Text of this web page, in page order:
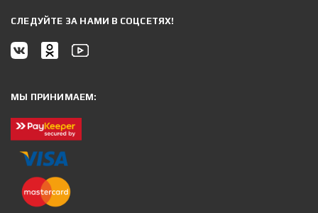
CЛЕДУЙТЕ ЗА НАМИ В СОЦСЕТЯХ!
МЫ ПРИНИМАЕМ: